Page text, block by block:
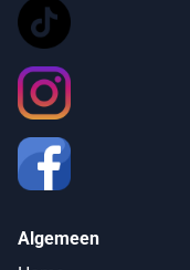
Algemeen